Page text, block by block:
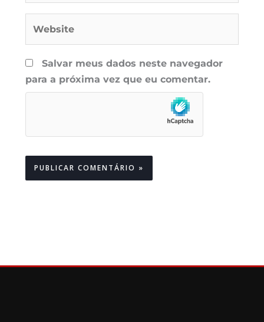
Salvar meus dados neste navegador
para a próxima vez que eu comentar.